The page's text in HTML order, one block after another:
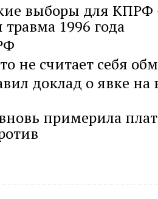
выборы для КПРФ
1996 года
не считает себя
доклад о явке на
примерила